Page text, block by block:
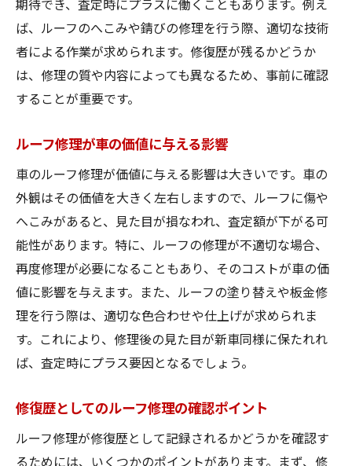
期待でき、査定時にプラスに働くこともあります。例え
ば、ルーフのへこみや錆びの修理を行う際、適切な技術
者による作業が求められます。修復歴が残るかどうか
は、修理の質や内容によっても異なるため、事前に確認
することが重要です。
ルーフ修理が車の価値に与える影響
車のルーフ修理が価値に与える影響は大きいです。車の
外観はその価値を大きく左右しますので、ルーフに傷や
へこみがあると、見た目が損なわれ、査定額が下がる可
能性があります。特に、ルーフの修理が不適切な場合、
再度修理が必要になることもあり、そのコストが車の価
値に影響を与えます。また、ルーフの塗り替えや板金修
理を行う際は、適切な色合わせや仕上げが求められま
す。これにより、修理後の見た目が新車同様に保たれれ
ば、査定時にプラス要因となるでしょう。
修復歴としてのルーフ修理の確認ポイント
ルーフ修理が修復歴として記録されるかどうかを確認す
るためには、いくつかのポイントがあります。まず、修